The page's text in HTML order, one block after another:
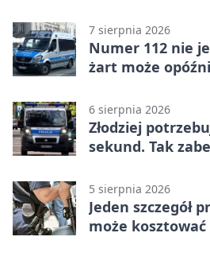
7 sierpnia 2026
Numer 112 nie
żart może
6 sierpnia 2026
Złodziej
sekund. Tak
5 sierpnia 2026
Jeden szczegół
może